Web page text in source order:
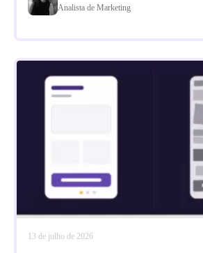
Analista de Marketing
13 de julho de 2026